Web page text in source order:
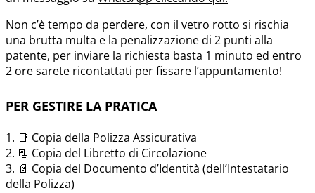
Non c’è tempo da perdere, con il vetro rotto si rischia
una brutta multa e la penalizzazione di 2 punti alla
patente, per inviare la richiesta basta 1 minuto ed entro
2 ore sarete ricontattati per fissare l’appuntamento!
PER GESTIRE LA PRATICA
1. 📑 Copia della Polizza Assicurativa
2. 📃 Copia del Libretto di Circolazione
3. 📄 Copia del Documento d’Identità (dell’Intestatario
della Polizza)